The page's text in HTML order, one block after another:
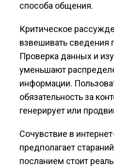
способа общения.
Критическое
взвешивать
Проверка данных и
уменьшают
информации.
обязательность за
генерирует или
Сочувствие в
предполагает
посланием стоит